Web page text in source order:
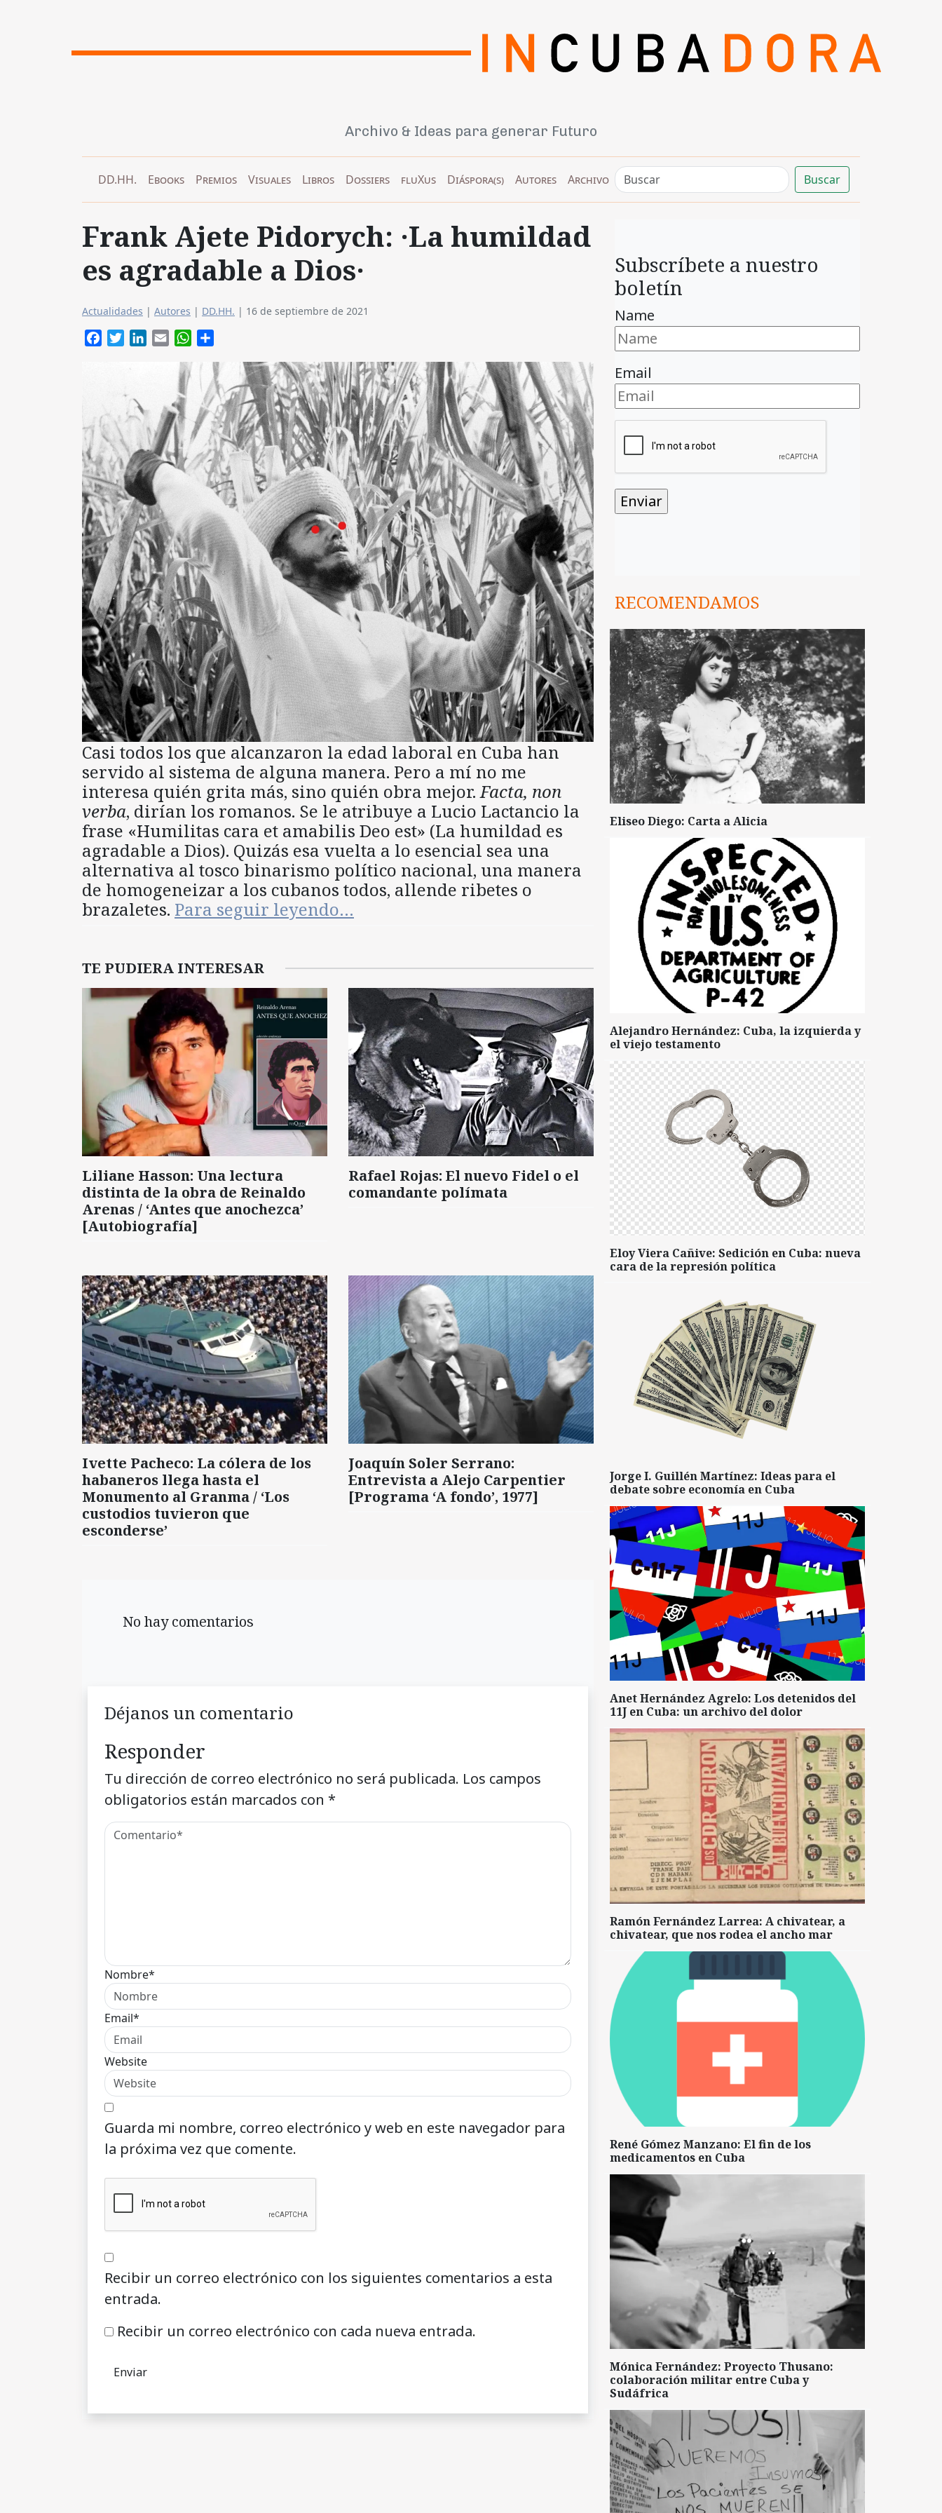
Archivo & Ideas para generar Futuro
DD.HH. Ebooks Premios Visuales Libros Dossiers fluXus Diáspora(s) Autores Archivo Buscar
Frank Ajete Pidorych: ·La humildad
es agradable a Dios·
Actualidades | Autores | DD.HH. | 16 de septiembre de 2021
FacebookTwitterLinkedIn
Email WhatsApp
Casi todos los que alcanzaron la edad laboral en Cuba han
servido al sistema de alguna manera. Pero a mí no me
interesa quién grita más, sino quién obra mejor. Facta, non
verba, dirían los romanos. Se le atribuye a Lucio Lactancio la
frase «Humilitas cara et amabilis Deo est» (La humildad es
agradable a Dios). Quizás esa vuelta a lo esencial sea una
alternativa al tosco binarismo político nacional, una manera
de homogeneizar a los cubanos todos, allende ribetes o
brazaletes. Para seguir leyendo…
TE PUDIERA INTERESAR
Liliane Hasson: Una lectura
distinta de la obra de Reinaldo
Arenas / ‘Antes que anochezca’
[Autobiografía]
Rafael Rojas: El nuevo Fidel o el
comandante polímata
Ivette Pacheco: La cólera de los
habaneros llega hasta el
Monumento al Granma / ‘Los
custodios tuvieron que
esconderse’
Joaquín Soler Serrano:
Entrevista a Alejo Carpentier
[Programa ‘A fondo’, 1977]
No hay comentarios
Déjanos un comentario
Responder
Tu dirección de correo electrónico no será publicada. Los campos
obligatorios están marcados con *
Nombre*
Email*
Website
Guarda mi nombre, correo electrónico y web en este navegador para
la próxima vez que comente.
Recibir un correo electrónico con los siguientes comentarios a esta
entrada.
Recibir un correo electrónico con cada nueva entrada.
Subscríbete a nuestro
boletín
Name
Email
RECOMENDAMOS
Eliseo Diego: Carta a Alicia
Alejandro Hernández: Cuba, la izquierda y
el viejo testamento
Eloy Viera Cañive: Sedición en Cuba: nueva
cara de la represión política
Jorge I. Guillén Martínez: Ideas para el
debate sobre economía en Cuba
Anet Hernández Agrelo: Los detenidos del
11J en Cuba: un archivo del dolor
Ramón Fernández Larrea: A chivatear, a
chivatear, que nos rodea el ancho mar
René Gómez Manzano: El fin de los
medicamentos en Cuba
Mónica Fernández: Proyecto Thusano:
colaboración militar entre Cuba y
Sudáfrica